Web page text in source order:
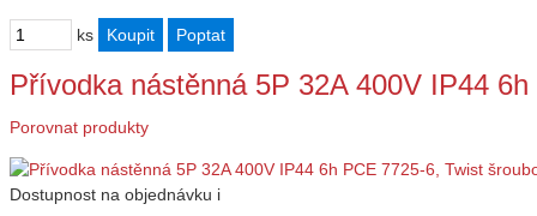
ks
Přívodka nástěnná 5P 32A 400V IP44
Porovnat produkty
Dostupnost na objednávku i